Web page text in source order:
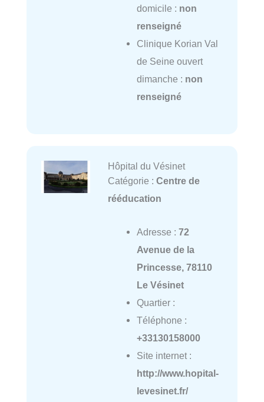
domicile : non
renseigné
Clinique Korian Val
de Seine ouvert
dimanche : non
renseigné
Hôpital du Vésinet
Catégorie : Centre de
rééducation
Adresse : 72
Avenue de la
Princesse, 78110
Le Vésinet
Quartier :
Téléphone :
+33130158000
Site internet :
http://www.hopital-
levesinet.fr/